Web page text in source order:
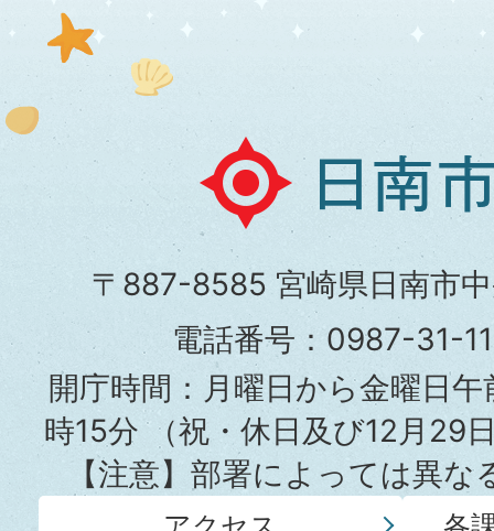
証明書について
日
南
市
役
所
〒887-8585 宮崎県日南市
電話番号：0987-31-
開庁時間：月曜日から金曜日
時15分（祝・休日及び12月29
【注意】部署によっては異